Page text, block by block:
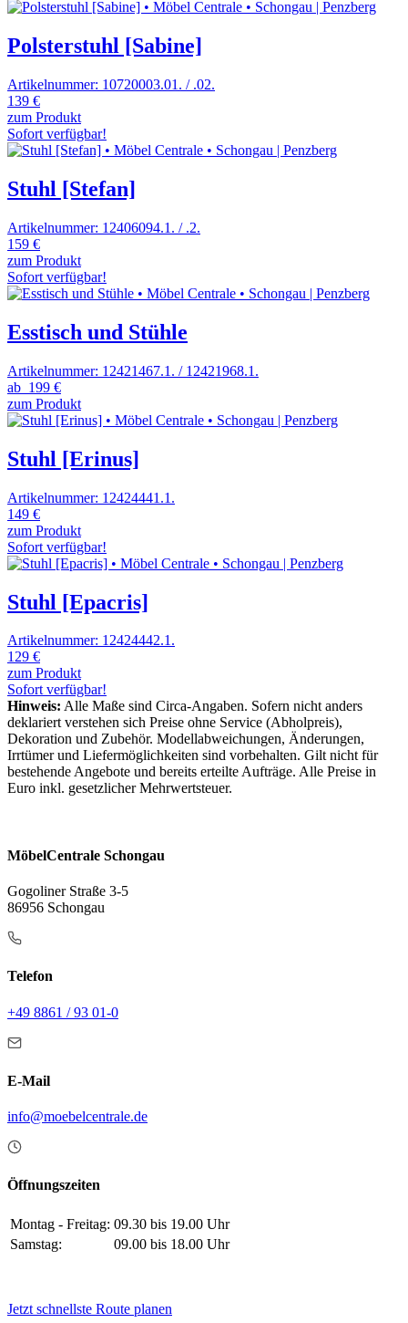
Polsterstuhl [Sabine]
Artikelnummer: 10720003.01. / .02.
139 €
zum Produkt
Sofort verfügbar!
Stuhl [Stefan]
Artikelnummer: 12406094.1. / .2.
159 €
zum Produkt
Sofort verfügbar!
Esstisch und Stühle
Artikelnummer: 12421467.1. / 12421968.1.
ab 199 €
zum Produkt
Stuhl [Erinus]
Artikelnummer: 12424441.1.
149 €
zum Produkt
Sofort verfügbar!
Stuhl [Epacris]
Artikelnummer: 12424442.1.
129 €
zum Produkt
Sofort verfügbar!
Hinweis: Alle Maße sind Circa-Angaben. Sofern nicht anders
deklariert verstehen sich Preise ohne Service (Abholpreis),
Dekoration und Zubehör. Modellabweichungen, Änderungen,
Irrtümer und Liefermöglichkeiten sind vorbehalten. Gilt nicht für
bestehende Angebote und bereits erteilte Aufträge. Alle Preise in
Euro inkl. gesetzlicher Mehrwertsteuer.
MöbelCentrale Schongau
Gogoliner Straße 3-5
86956 Schongau
Telefon
+49 8861 / 93 01-0
E-Mail
info@moebelcentrale.de
Öffnungszeiten
Montag - Freitag: 09.30 bis 19.00 Uhr
Samstag:
09.00 bis 18.00 Uhr
Jetzt schnellste Route planen